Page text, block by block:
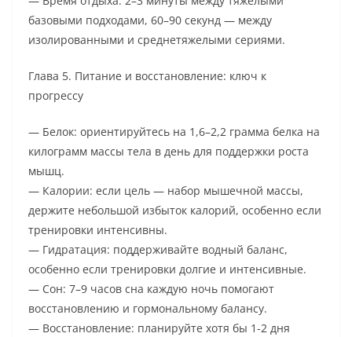
базовыми подходами, 60–90 секунд — между
изолированными и среднетяжелыми сериями.
Глава 5. Питание и восстановление: ключ к
прогрессу
— Белок: ориентируйтесь на 1,6–2,2 грамма белка на
килограмм массы тела в день для поддержки роста
мышц.
— Калории: если цель — набор мышечной массы,
держите небольшой избыток калорий, особенно если
тренировки интенсивны.
— Гидратация: поддерживайте водный баланс,
особенно если тренировки долгие и интенсивные.
— Сон: 7–9 часов сна каждую ночь помогают
восстановлению и гормональному балансу.
— Восстановление: планируйте хотя бы 1-2 дня